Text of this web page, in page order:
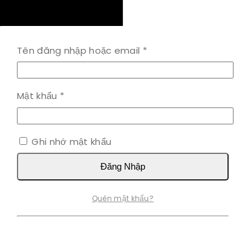
Tên đăng nhập hoặc email *Bắt
buộc
Mật khẩu *
buộc
Ghi nhớ mật khẩu
Đăng Nhập
Quên mật khẩu?